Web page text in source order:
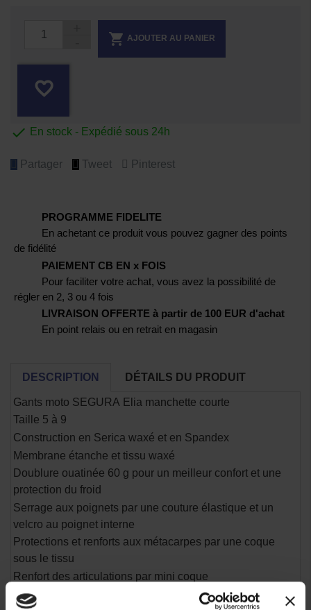
 AJOUTER AU PANIER
favorite_border
 En stock - Expédié sous 24h
Partager Tweet Pinterest
PROGRAMME FIDELITE
En achetant ce produit vous pouvez gagner des points
de fidélité
PAIEMENT CB EN x FOIS
Pour faciliter votre achat, vous avez la possibilité de
régler en 2, 3 ou 4 fois
LIVRAISON OFFERTE à partir de 100 EUR d'achat
En point relais ou en retrait en magasin
DESCRIPTION DÉTAILS DU PRODUIT
Gants moto SEGURA Elia manchette courte
Taille 5 à 9
Construction en Serica waxé et en Spandex
Membrane étanche et tissu waxé
Doublure ouatinée 60 g pour un meilleur confort et une
protection du froid
Serrage aux poignets par une couture élastique et un
velcro au poignet interne
Protections et renforts aux métacarpes par une coque
sous le tissu
Renfort des articulations par mini coque
Renfort bas de paume en cuir matelassé